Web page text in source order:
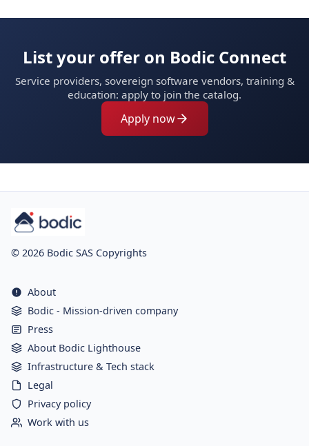
List your offer on Bodic Connect
Service providers, sovereign software vendors, training &
education: apply to join the catalog.
Apply now
© 2026 Bodic SAS Copyrights
About
Bodic - Mission-driven company
Press
About Bodic Lighthouse
Infrastructure & Tech stack
Legal
Privacy policy
Work with us